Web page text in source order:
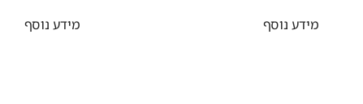
מידע נוסף מידע נוסף